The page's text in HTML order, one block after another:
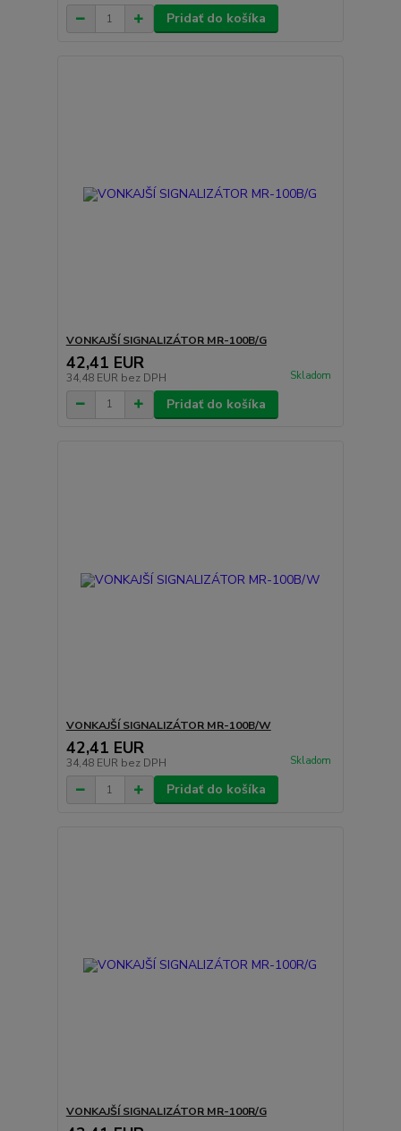
Pridať do košíka
VONKAJŠÍ SIGNALIZÁTOR MR-100B/G
42,41 EUR
34,48 EUR bez DPH Skladom
Pridať do košíka
VONKAJŠÍ SIGNALIZÁTOR MR-100B/W
42,41 EUR
34,48 EUR bez DPH Skladom
Pridať do košíka
VONKAJŠÍ SIGNALIZÁTOR MR-100R/G